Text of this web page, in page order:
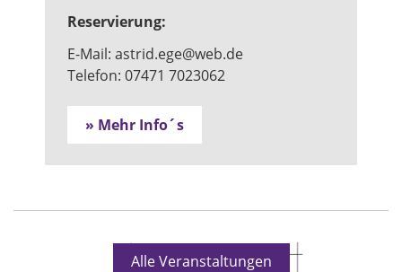
Reservierung:
E-Mail: astrid.ege@web.de
Telefon: 07471 7023062
» Mehr Info´s
Alle Veranstaltungen